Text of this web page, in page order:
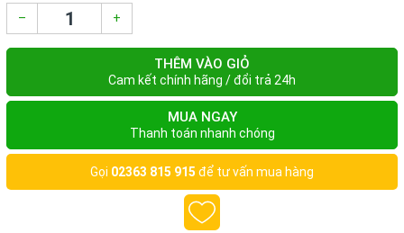
– +
THÊM VÀO GIỎ
Cam kết chính hãng / đổi trả 24h
MUA NGAY
Thanh toán nhanh chóng
Gọi 02363 815 915 để tư vấn mua hàng